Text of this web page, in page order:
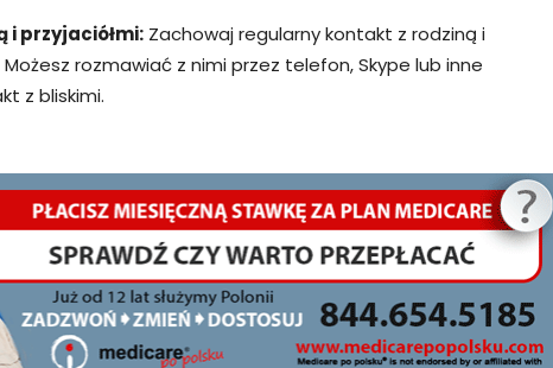
i przyjaciółmi: Zachowaj regularny kontakt z rodziną i
rozmawiać z nimi przez telefon, Skype lub inne
z bliskimi.